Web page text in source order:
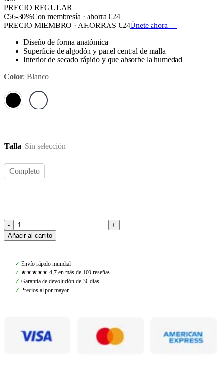
PRECIO REGULAR
€56-30%Con membresía · ahorra €24
PRECIO MIEMBRO · AHORRAS €24Únete ahora →
Diseño de forma anatómica
Superficie de algodón y panel central de malla
Interior de secado rápido y que absorbe la humedad
Color: Blanco
Talla: Sin selección
Completo
PS
of
Saddle
Jump
Signature,
Añadir al carrito
✓ Envío rápido mundial
✓ ★★★★★ 4,7 en más de 100 reseñas
✓ Garantía de devolución de 30 días
✓ Precios al por mayor